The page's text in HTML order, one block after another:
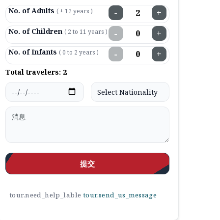
No. of Adults ( + 12 years ) − +
No. of Children ( 2 to 11 years ) − +
No. of Infants ( 0 to 2 years ) − +
Total travelers: 2
提交
tour.need_help_lable tour.send_us_message